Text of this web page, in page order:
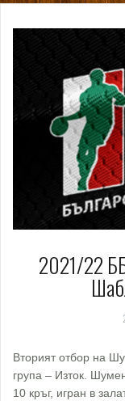
2021/22
Вторият отбор на
група – Изток.
10 кръг, игран в